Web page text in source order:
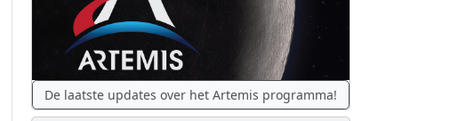
De laatste updates over het Artemis programma!